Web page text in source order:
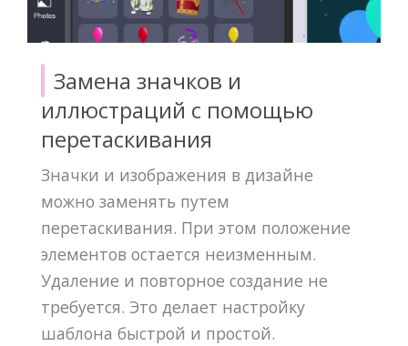
Замена значков и
иллюстраций с помощью
перетаскивания
Значки и изображения в дизайне
можно заменять путем
перетаскивания. При этом положение
элементов остается неизменным.
Удаление и повторное создание не
требуется. Это делает настройку
шаблона быстрой и простой.